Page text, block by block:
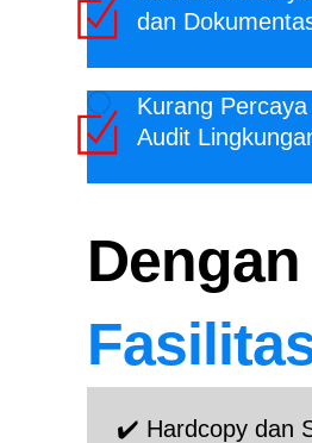
dan
Kurang
Audit
Dengan
✔️ Hardcopy dan